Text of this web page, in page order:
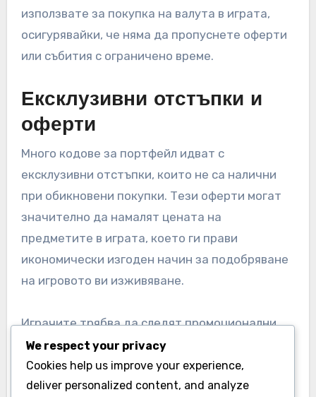
използвате за покупка на валута в играта,
осигурявайки, че няма да пропуснете оферти
или събития с ограничено време.
Ексклузивни отстъпки и
оферти
Много кодове за портфейл идват с
ексклузивни отстъпки, които не са налични
при обикновени покупки. Тези оферти могат
значително да намалят цената на
предметите в играта, което ги прави
икономически изгоден начин за подобряване
на игровото ви изживяване.
Играчите трябва да следят промоционални
събития, при които кодовете за портфейл
могат да отключат специални сделки,
позволяващи по-големи спестявания на
We respect your privacy
Cookies help us improve your experience,
deliver personalized content, and analyze